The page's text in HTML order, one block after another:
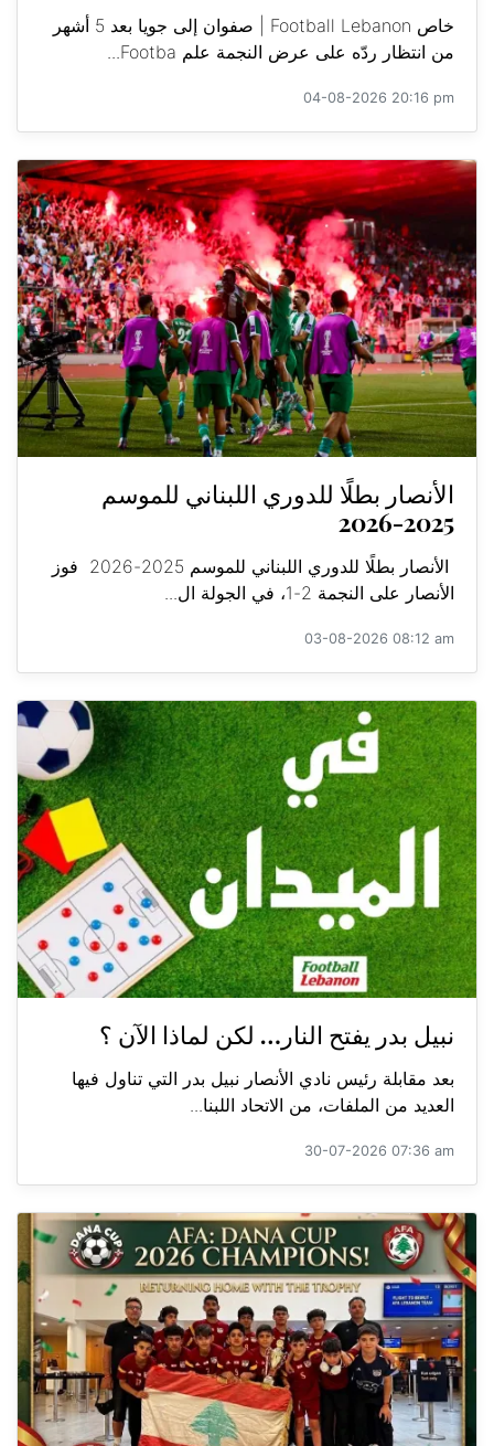
خاص Football Lebanon | صفوان إلى جويا بعد 5 أشهر
من انتظار ردّه على عرض النجمة علم Footba...
04-08-2026 20:16 pm
الأنصار بطلًا للدوري اللبناني للموسم
2025-2026
الأنصار بطلًا للدوري اللبناني للموسم 2025-2026 فوز
الأنصار على النجمة 2-1، في الجولة ال...
03-08-2026 08:12 am
نبيل بدر يفتح النار… لكن لماذا الآن ؟
بعد مقابلة رئيس نادي الأنصار نبيل بدر التي تناول فيها
العديد من الملفات، من الاتحاد اللبنا...
30-07-2026 07:36 am